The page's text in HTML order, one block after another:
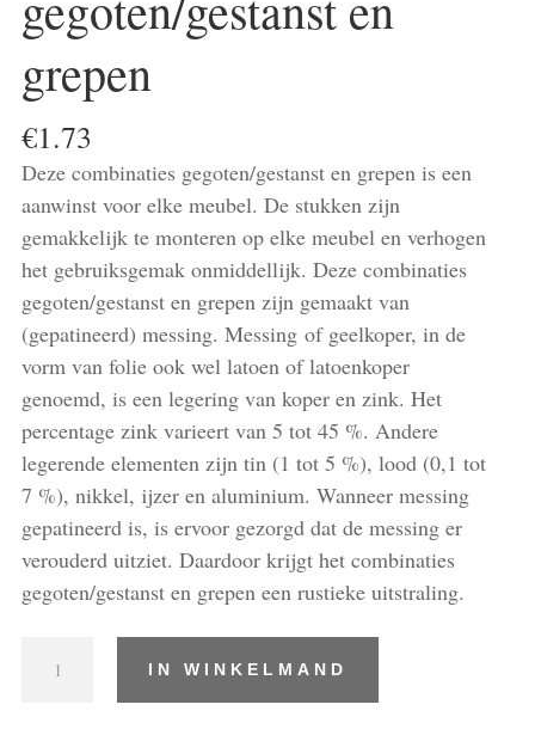
grepen
€1.73
Deze combinaties gegoten/gestanst en grepen is een
aanwinst voor elke meubel. De stukken zijn
gemakkelijk te monteren op elke meubel en verhogen
het gebruiksgemak onmiddellijk. Deze combinaties
gegoten/gestanst en grepen zijn gemaakt van
(gepatineerd) messing. Messing of geelkoper, in de
vorm van folie ook wel latoen of latoenkoper
genoemd, is een legering van koper en zink. Het
percentage zink varieert van 5 tot 45 %. Andere
legerende elementen zijn tin (1 tot 5 %), lood (0,1 tot
7 %), nikkel, ijzer en aluminium. Wanneer messing
gepatineerd is, is ervoor gezorgd dat de messing er
verouderd uitziet. Daardoor krijgt het combinaties
gegoten/gestanst en grepen een rustieke uitstraling.
gegoten/gestanst
IN WINKELMAND